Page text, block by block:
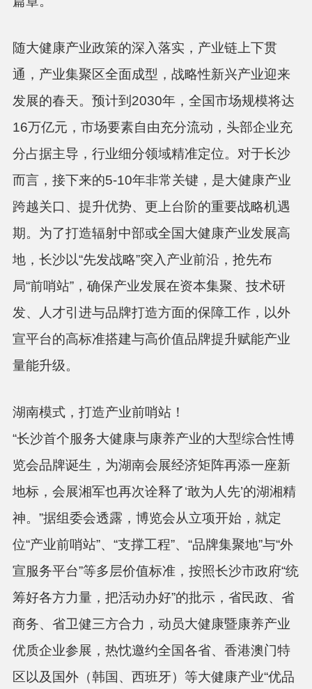
随大健康产业政策的深入落实，产业链上下贯
通，产业集聚区全面成型，战略性新兴产业迎来
发展的春天。预计到 2030年，全国市场规模将达
16万亿元，市场要素自由充分流动，头部企业充
分占据主导，行业细分领域精准定位。对于长沙
而言，接下来的5-10年非常关键，是大健康产业
跨越关口、提升优势、更上台阶的重要战略机遇
期。为了打造辐射中部或全国大健康产业发展高
地，长沙以“先发战略”突入产业前沿，抢先布
局“前哨站”，确保产业发展在资本集聚、技术研
发、人才引进与品牌打造方面的保障工作，以外
宣平台的高标准搭建与高价值品牌提升赋能产业
量能升级。
湖南模式，打造产业前哨站！
“长沙首个服务大健康与康养产业的大型综合性博
览会品牌诞生，为湖南会展经济矩阵再添一座新
地标，会展湘军也再次诠释了‘敢为人先’的湖湘精
神。”据组委会透露，博览会从立项开始，就定
位“产业前哨站”、“支撑工程”、“品牌集聚地”与“外
宣服务平台”等多层价值标准，按照长沙市政府“统
筹好各方力量，把活动办好”的批示，省民政、省
商务、省卫健三方合力，动员大健康暨康养产业
优质企业参展，热忱邀约全国各省、香港澳门特
区以及国外（韩国、西班牙）等大健康产业“优品